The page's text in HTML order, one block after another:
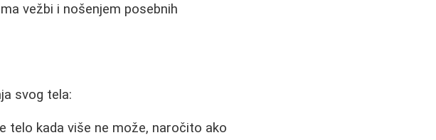
vežbi i nošenjem posebnih
svog tela:
telo kada više ne može, naročito ako